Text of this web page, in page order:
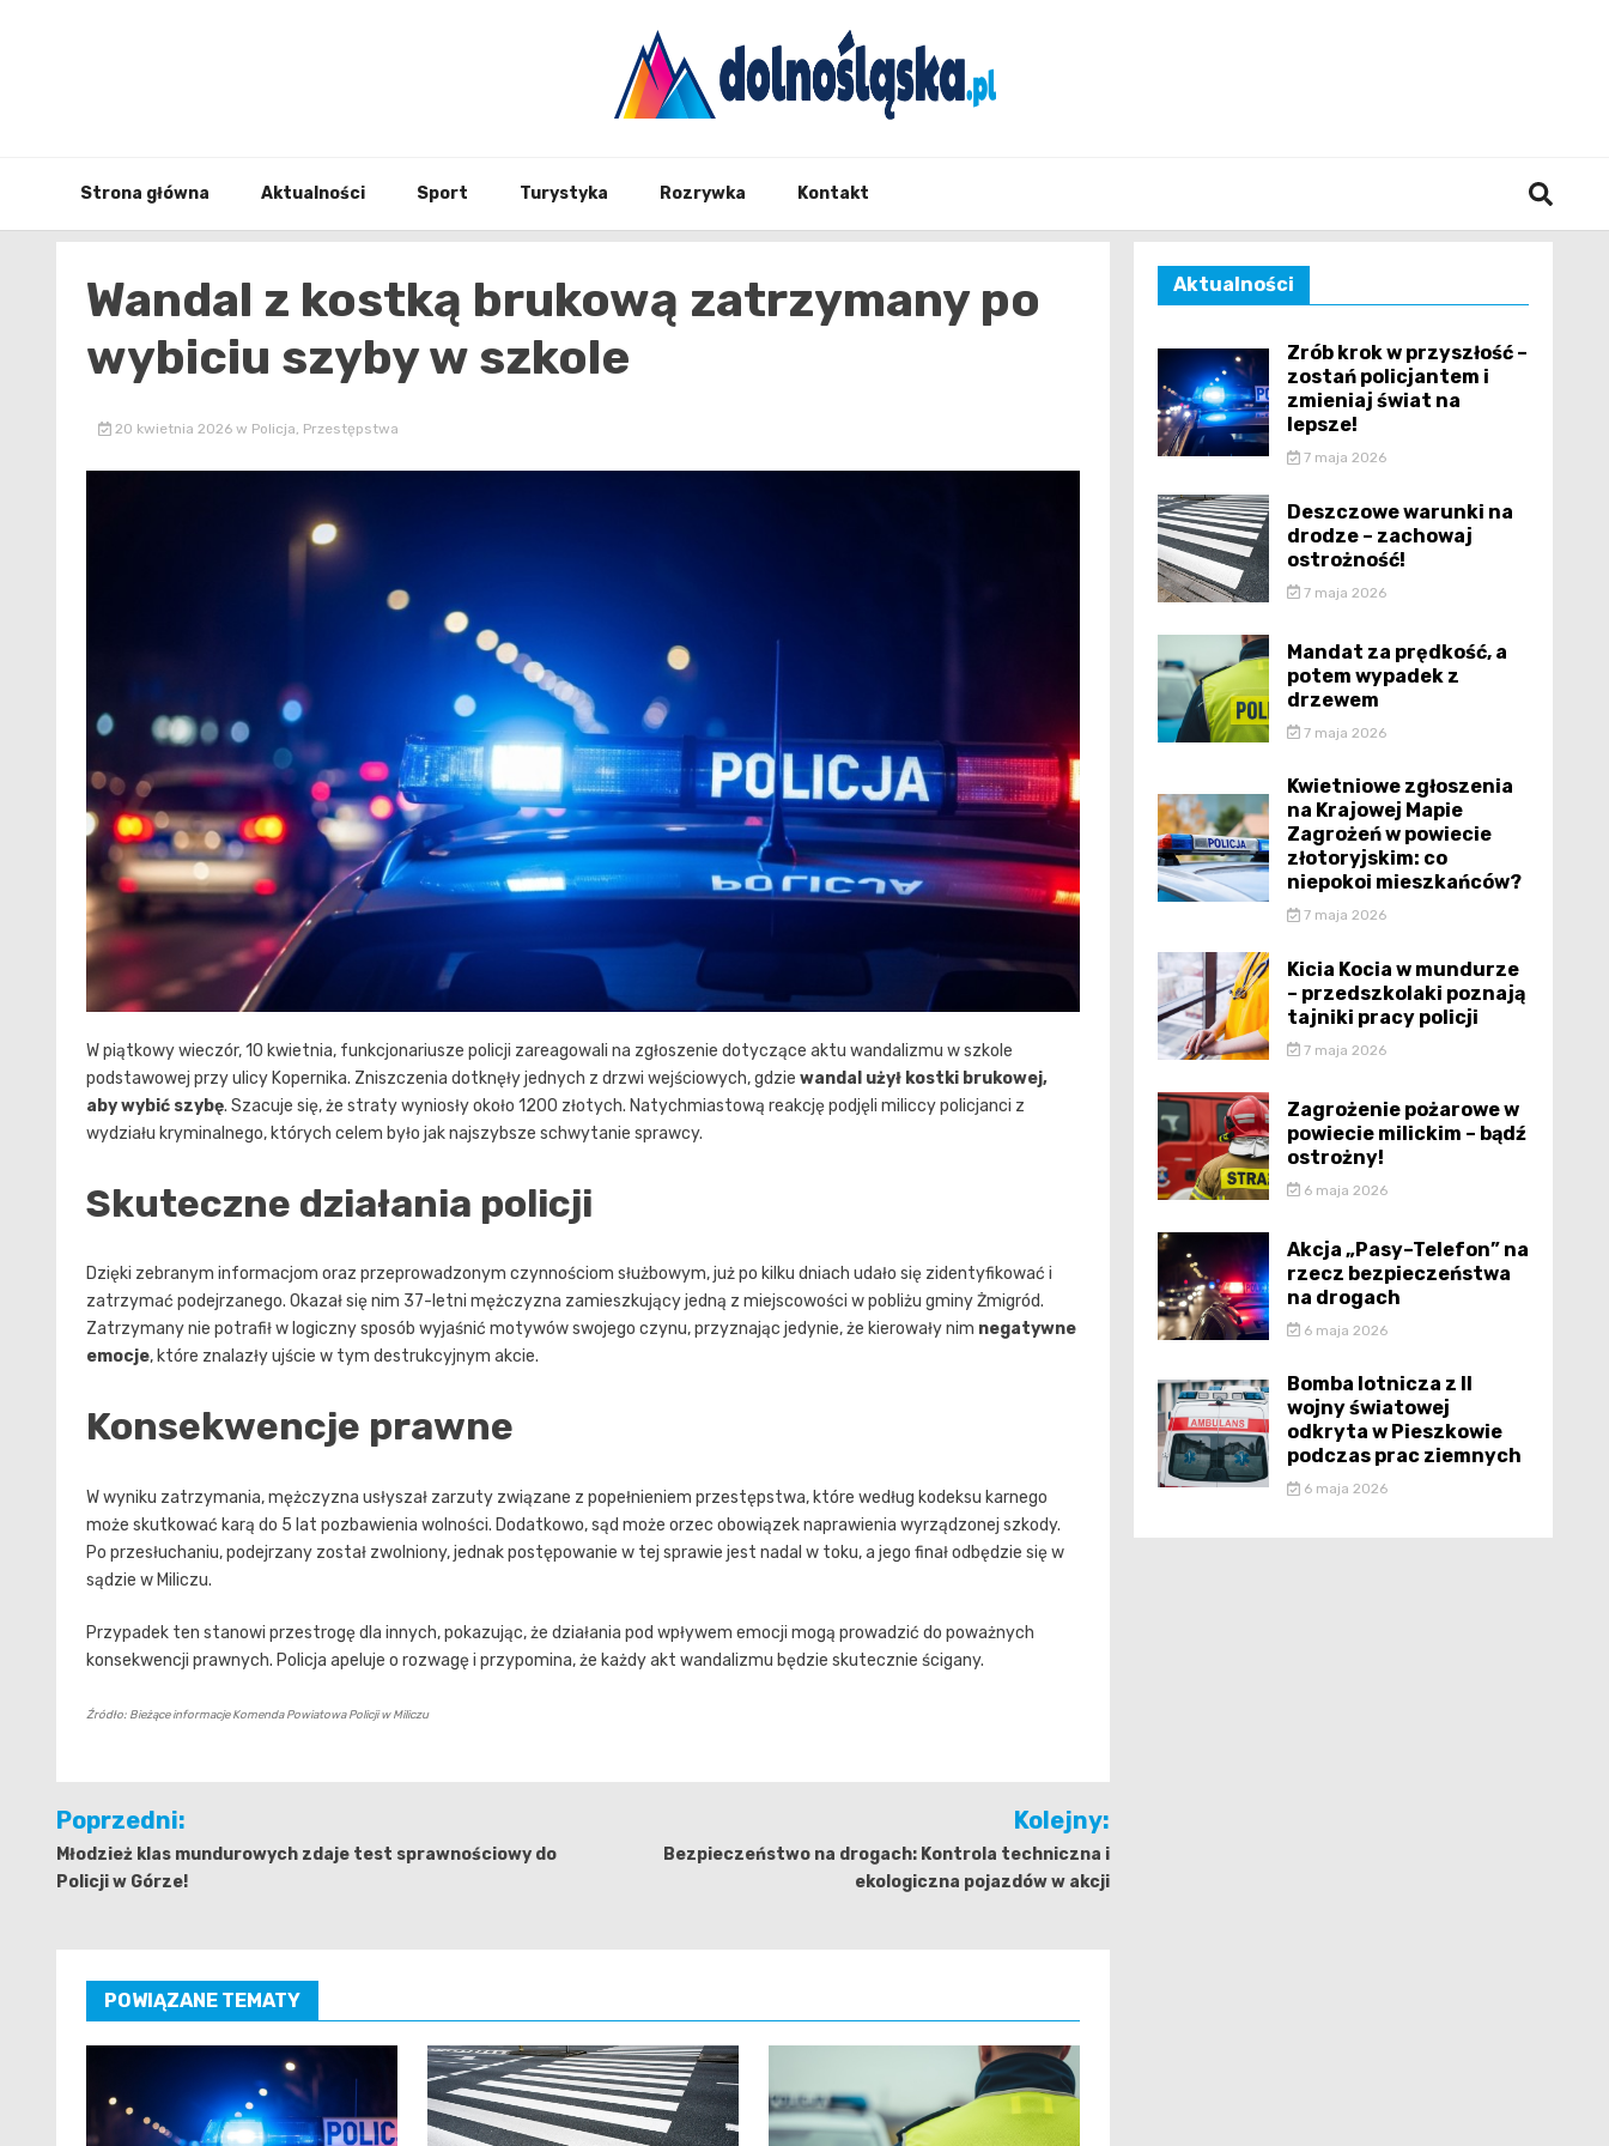
Strona główna Aktualności Sport Turystyka Rozrywka Kontakt
Wandal z kostką brukową zatrzymany po
wybiciu szyby w szkole
20 kwietnia 2026 w Policja, Przestępstwa
W piątkowy wieczór, 10 kwietnia, funkcjonariusze policji zareagowali na zgłoszenie dotyczące aktu wandalizmu w szkole
podstawowej przy ulicy Kopernika. Zniszczenia dotknęły jednych z drzwi wejściowych, gdzie wandal użył kostki brukowej,
aby wybić szybę. Szacuje się, że straty wyniosły około 1200 złotych. Natychmiastową reakcję podjęli miliccy policjanci z
wydziału kryminalnego, których celem było jak najszybsze schwytanie sprawcy.
Skuteczne działania policji
Dzięki zebranym informacjom oraz przeprowadzonym czynnościom służbowym, już po kilku dniach udało się zidentyfikować i
zatrzymać podejrzanego. Okazał się nim 37-letni mężczyzna zamieszkujący jedną z miejscowości w pobliżu gminy Żmigród.
Zatrzymany nie potrafił w logiczny sposób wyjaśnić motywów swojego czynu, przyznając jedynie, że kierowały nim negatywne
emocje, które znalazły ujście w tym destrukcyjnym akcie.
Konsekwencje prawne
W wyniku zatrzymania, mężczyzna usłyszał zarzuty związane z popełnieniem przestępstwa, które według kodeksu karnego
może skutkować karą do 5 lat pozbawienia wolności. Dodatkowo, sąd może orzec obowiązek naprawienia wyrządzonej szkody.
Po przesłuchaniu, podejrzany został zwolniony, jednak postępowanie w tej sprawie jest nadal w toku, a jego finał odbędzie się w
sądzie w Miliczu.
Przypadek ten stanowi przestrogę dla innych, pokazując, że działania pod wpływem emocji mogą prowadzić do poważnych
konsekwencji prawnych. Policja apeluje o rozwagę i przypomina, że każdy akt wandalizmu będzie skutecznie ścigany.
Źródło: Bieżące informacje Komenda Powiatowa Policji w Miliczu
Nawigacja
wpisu
Poprzedni:
Młodzież klas mundurowych zdaje test sprawnościowy do
Policji w Górze!
Kolejny:
Bezpieczeństwo na drogach: Kontrola techniczna i
ekologiczna pojazdów w akcji
POWIĄZANE TEMATY
Aktualności
Zrób krok w przyszłość –
zostań policjantem i
zmieniaj świat na
lepsze!
7 maja 2026
Deszczowe warunki na
drodze – zachowaj
ostrożność!
7 maja 2026
Mandat za prędkość, a
potem wypadek z
drzewem
7 maja 2026
Kwietniowe zgłoszenia
na Krajowej Mapie
Zagrożeń w powiecie
złotoryjskim: co
niepokoi mieszkańców?
7 maja 2026
Kicia Kocia w mundurze
– przedszkolaki poznają
tajniki pracy policji
7 maja 2026
Zagrożenie pożarowe w
powiecie milickim – bądź
ostrożny!
6 maja 2026
Akcja „Pasy–Telefon” na
rzecz bezpieczeństwa
na drogach
6 maja 2026
Bomba lotnicza z II
wojny światowej
odkryta w Pieszkowie
podczas prac ziemnych
6 maja 2026